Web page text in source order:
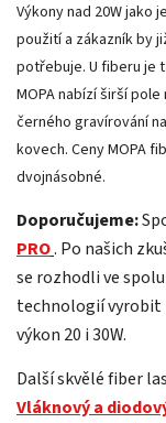
Výkony nad 20W jako
použití a zákazník by
potřebuje. U fiberu je
MOPA nabízí širší
černého gravírování
kovech. Ceny MOPA
dvojnásobné.
Doporučujeme:
PRO. Po našich
se rozhodli ve
technologií vyrobit
výkon 20 i 30W.
Další skvělé fiber
Vláknový a